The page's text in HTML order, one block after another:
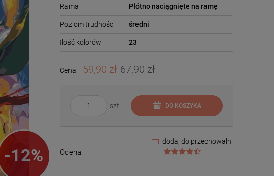
-12%
Rama Płótno naciągnięte na ramę
Poziom trudności średni
Ilość kolorów 23
Cena: 59,90 zł 67,90 zł
szt. DO KOSZYKA
dodaj do przechowalni
Ocena: